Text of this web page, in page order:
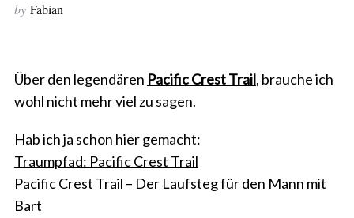
by Fabian
Über den legendären Pacific Crest Trail, brauche ich
wohl nicht mehr viel zu sagen.
Hab ich ja schon hier gemacht:
Traumpfad: Pacific Crest Trail
Pacific Crest Trail – Der Laufsteg für den Mann mit
Bart